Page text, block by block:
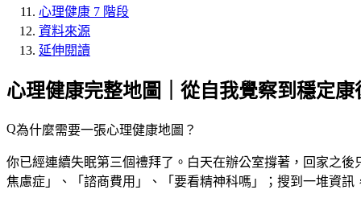
心理健康 7 階段
資料來源
延伸閱讀
心理健康完整地圖｜從自我覺察到穩定康
為什麼需要一張心理健康地圖？
你已經連續失眠第三個禮拜了。白天在辦公室撐著，回家之
焦慮症」、「諮商費用」、「要看精神科嗎」；搜到一堆資訊